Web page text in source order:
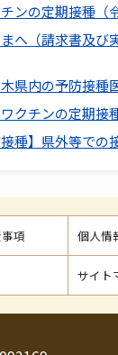
ンの定期接種（
へ（請求書及び
県内の予防接種
クチンの定期接
接種】県外等での
項 個人情
サイト